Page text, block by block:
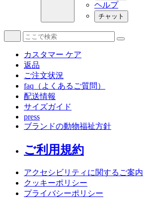
ヘルプ
チャット
カスタマー ケア
返品
ご注文状況
faq（よくあるご質問）
配送情報
サイズガイド
press
ブランドの動物福祉方針
ご利用規約
アクセシビリティに関するご案内
クッキーポリシー
プライバシーポリシー